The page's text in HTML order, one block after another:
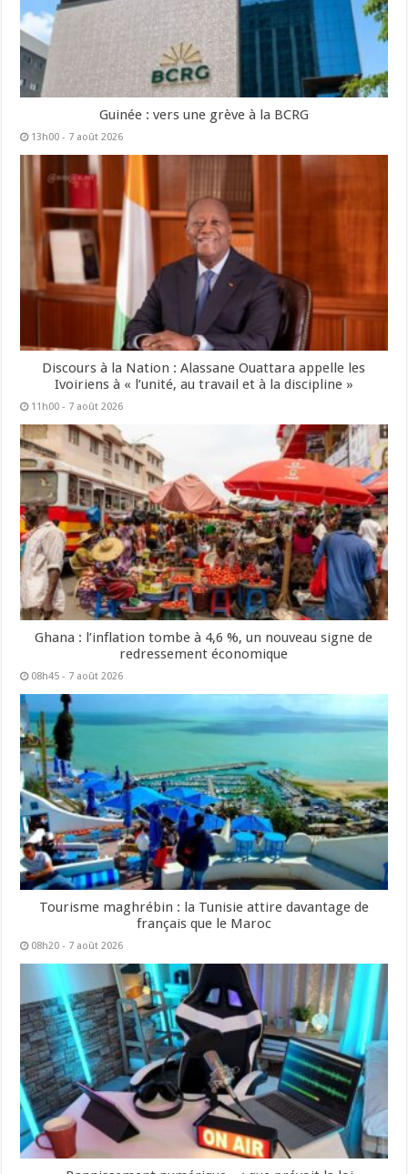
Guinée : vers une grève à la BCRG
13h00 - 7 août 2026
Discours à la Nation : Alassane Ouattara appelle les
Ivoiriens à « l’unité, au travail et à la discipline »
11h00 - 7 août 2026
Ghana : l’inflation tombe à 4,6 %, un nouveau signe de
redressement économique
08h45 - 7 août 2026
Tourisme maghrébin : la Tunisie attire davantage de
français que le Maroc
08h20 - 7 août 2026